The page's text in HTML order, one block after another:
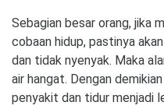
Sebagian besar orang, jika
cobaan hidup, pastinya
dan tidak nyenyak. Maka
air hangat. Dengan
penyakit dan tidur menjadi